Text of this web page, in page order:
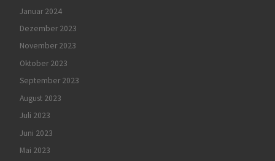
Januar 2024
Dezember 2023
November 2023
Oktober 2023
September 2023
August 2023
Juli 2023
Juni 2023
Mai 2023